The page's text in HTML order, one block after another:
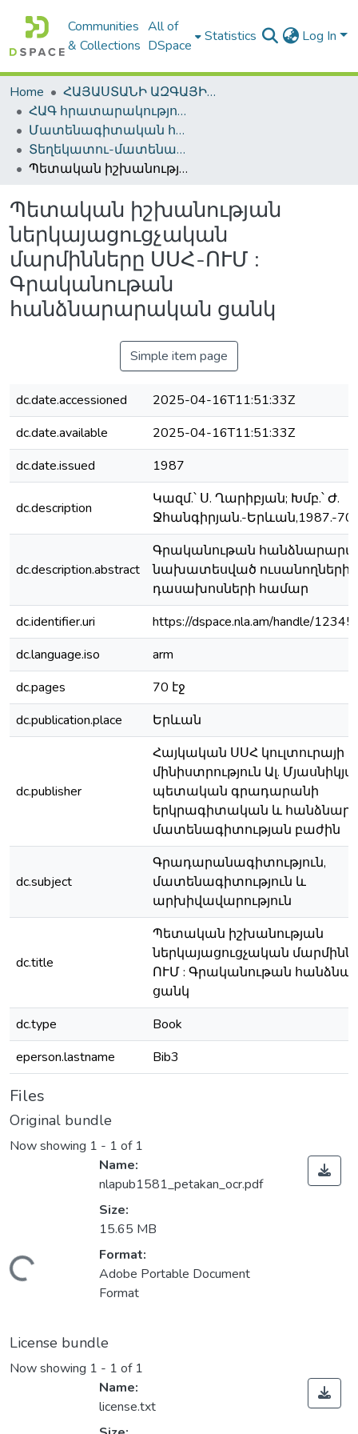
Communities
& Collections
All of
DSpace
Statistics Log In
Home
ՀԱՅԱՍՏԱՆԻ ԱԶԳԱՅԻՆ ԳՐԱԴԱՐԱՆԻ ԹՎԱՅԻՆ ՊԱՀՈՑ / DIGITAL REPOSITORY OF NLA
ՀԱԳ հրատարակություններ / NLA Publications
Մատենագիտական հրատարակություններ / Bibliographic publications
Տեղեկատու-մատենագիտական հրատարակություններ / Reference-Bibliographic Publications
Պետական իշխանության ներկայացուցչական մարմինները ՍՍՀ-ՈՒՄ : Գրականութան հանձնարարական ցանկ
Պետական իշխանության
ներկայացուցչական
մարմինները ՍՍՀ-ՈՒՄ :
Գրականութան
հանձնարարական ցանկ
Simple item page
dc.date.accessioned
2025-04-16T11:51:33Z
dc.date.available
2025-04-16T11:51:33Z
dc.date.issued
1987
dc.description
Կազմ.՝ Ս. Ղարիբյան; Խմբ.՝ Ժ.
Ջհանգիրյան.-Երևան,1987.-70
dc.description.abstract
Գրականութան
նախատեսված ուսանողների
դասախոսների համար
dc.identifier.uri
https://dspace.nla.am/handle/
dc.language.iso
arm
dc.pages
70 էջ
dc.publication.place
Երևան
dc.publisher
Հայկական ՍՍՀ կուլտուրայի
մինիստրություն Ալ.
պետական գրադարանի
երկրագիտական և
մատենագիտության բաժին
dc.subject
Գրադարանագիտություն,
մատենագիտություն և
արխիվավարություն
dc.title
Պետական իշխանության
ներկայացուցչական
ՈՒՄ : Գրականութան
ցանկ
dc.type
Book
eperson.lastname
Bib3
Files
Original bundle
Now showing 1 - 1 of 1
Loading...
Name:
nlapub1581_petakan_ocr.pdf
Size:
15.65 MB
Format:
Adobe Portable Document
Format
License bundle
Now showing 1 - 1 of 1
Name:
license.txt